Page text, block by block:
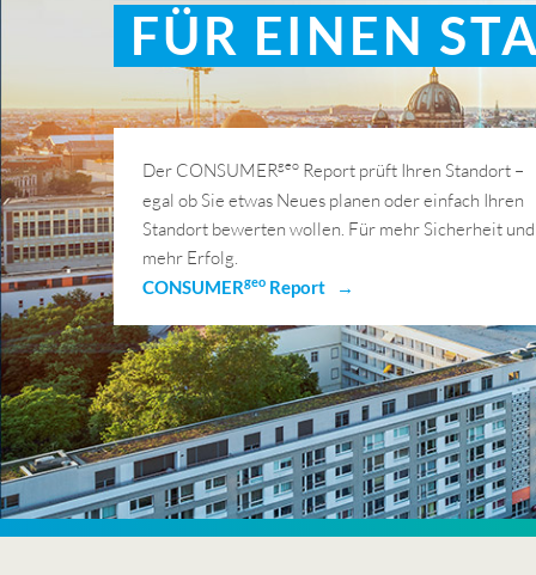
Der CONSUMERgeo Report prüft Ihren Standort –
egal ob Sie etwas Neues planen oder einfach Ihren
Standort bewerten wollen. Für mehr Sicherheit und
mehr Erfolg.
CONSUMERgeo Report →
FÜR EINEN